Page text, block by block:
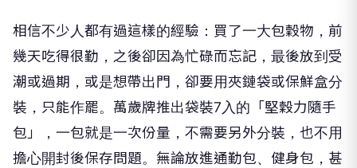
相信不少人都有過這樣的經驗：買了一大包穀物，前
幾天吃得很勤，之後卻因為忙碌而忘記，最後放到受
潮或過期，或是想帶出門，卻要用夾鏈袋或保鮮盒分
裝，只能作罷。萬歲牌推出袋裝7入的「堅穀力隨手
包」，一包就是一次份量，不需要另外分裝，也不用
擔心開封後保存問題。無論放進通勤包、健身包，甚